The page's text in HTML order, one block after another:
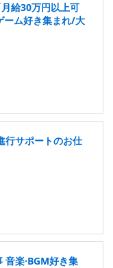
給30万円以上可
ム好き集まれ/大
行サポートのお仕
楽·BGM好き集